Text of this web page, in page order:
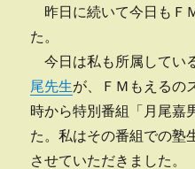
昨日に続いて今日もＦ
た。
今日は私も所属してい
尾先生が、ＦＭもえるの
時から特別番組「月尾嘉
た。私はその番組での塾
させていただきました。